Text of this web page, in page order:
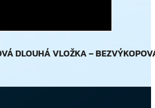
DLOUHÁ VLOŽKA –